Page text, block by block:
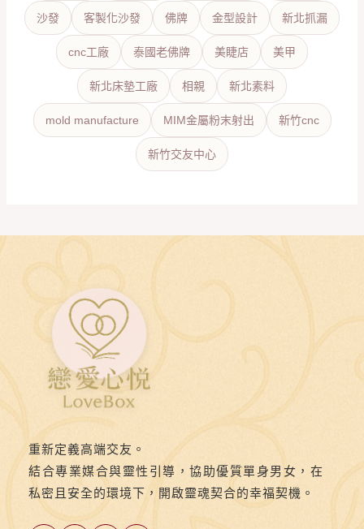
沙發 客製化沙發 佛牌 金型設計 新北抓漏
cnc工廠 泰國老佛牌 美睫店 美甲
新北床墊工廠 相親 新北素料
mold manufacture MIM金屬粉末射出 新竹cnc
新竹交友中心
重新定義高端交友。
結合專業媒合與靈性引導，協助優質單身男女，在
私密且安全的環境下，開啟靈魂契合的幸福契機。